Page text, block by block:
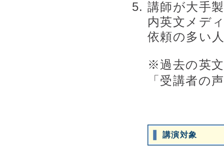
講師が大手
内英文メデ
依頼の多い
※過去の英
「受講者の
講演対象